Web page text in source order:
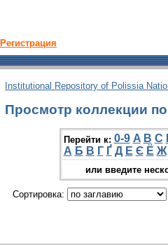
Регистрация
Institutional Repository of Polissia
Просмотр коллекции
Перейти к: 0-9 A B C
А Б В Г Ґ Д Е Є Ё Ж
или введите
Сортировка: